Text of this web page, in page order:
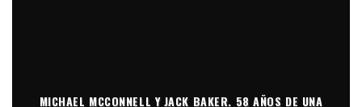
MICHAEL MCCONNELL Y JACK BAKER. 58 AÑOS DE UNA